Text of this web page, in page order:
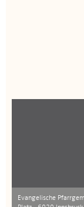
Evangelische